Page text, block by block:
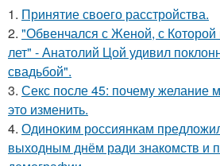
1. Принятие своего расстройства.
2. "Обвенчался с Женой, с
лет" - Анатолий Цой удивил
свадьбой".
3. Секс после 45: почему желание
это изменить.
4. Одиноким россиянкам
выходным днём ради знакомств и